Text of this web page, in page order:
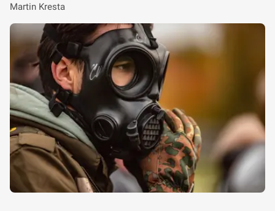
Martin Kresta